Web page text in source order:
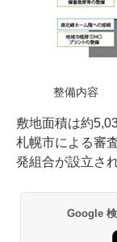
整備内容
敷地面積は約
札幌市による審
発組合が設立さ
Google